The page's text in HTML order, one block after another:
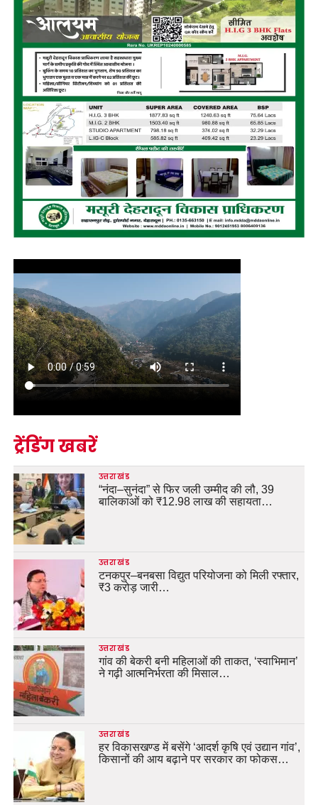
ट्रेंडिंग खबरें
उत्तराखंड
“नंदा–सुनंदा” से फिर जली उम्मीद की लौ, 39
बालिकाओं को ₹12.98 लाख की सहायता…
उत्तराखंड
टनकपुर–बनबसा विद्युत परियोजना को मिली रफ्तार,
₹3 करोड़ जारी…
उत्तराखंड
गांव की बेकरी बनी महिलाओं की ताकत, ‘स्वाभिमान’
ने गढ़ी आत्मनिर्भरता की मिसाल…
उत्तराखंड
हर विकासखण्ड में बसेंगे ‘आदर्श कृषि एवं उद्यान गांव’,
किसानों की आय बढ़ाने पर सरकार का फोकस…